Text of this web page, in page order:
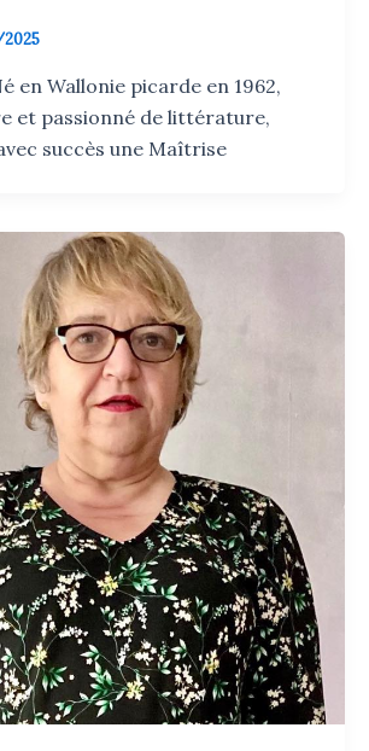
en Wallonie picarde en 1962,
et passionné de littérature,
succès une Maîtrise